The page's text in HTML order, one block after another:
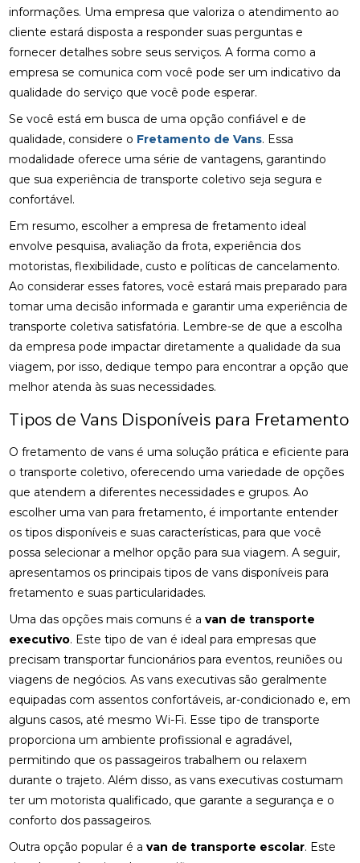
informações. Uma empresa que valoriza o atendimento ao
cliente estará disposta a responder suas perguntas e
fornecer detalhes sobre seus serviços. A forma como a
empresa se comunica com você pode ser um indicativo da
qualidade do serviço que você pode esperar.
Se você está em busca de uma opção confiável e de
qualidade, considere o Fretamento de Vans. Essa
modalidade oferece uma série de vantagens, garantindo
que sua experiência de transporte coletivo seja segura e
confortável.
Em resumo, escolher a empresa de fretamento ideal
envolve pesquisa, avaliação da frota, experiência dos
motoristas, flexibilidade, custo e políticas de cancelamento.
Ao considerar esses fatores, você estará mais preparado para
tomar uma decisão informada e garantir uma experiência de
transporte coletiva satisfatória. Lembre-se de que a escolha
da empresa pode impactar diretamente a qualidade da sua
viagem, por isso, dedique tempo para encontrar a opção que
melhor atenda às suas necessidades.
Tipos de Vans Disponíveis para Fretamento
O fretamento de vans é uma solução prática e eficiente para
o transporte coletivo, oferecendo uma variedade de opções
que atendem a diferentes necessidades e grupos. Ao
escolher uma van para fretamento, é importante entender
os tipos disponíveis e suas características, para que você
possa selecionar a melhor opção para sua viagem. A seguir,
apresentamos os principais tipos de vans disponíveis para
fretamento e suas particularidades.
Uma das opções mais comuns é avan de transporte
executivo. Este tipo de van é ideal para empresas que
precisam transportar funcionários para eventos, reuniões ou
viagens de negócios. As vans executivas são geralmente
equipadas com assentos confortáveis, ar-condicionado e, em
alguns casos, até mesmo Wi-Fi. Esse tipo de transporte
proporciona um ambiente profissional e agradável,
permitindo que os passageiros trabalhem ou relaxem
durante o trajeto. Além disso, as vans executivas costumam
ter um motorista qualificado, que garante a segurança e o
conforto dos passageiros.
Outra opção popular é avan de transporte escolar. Este